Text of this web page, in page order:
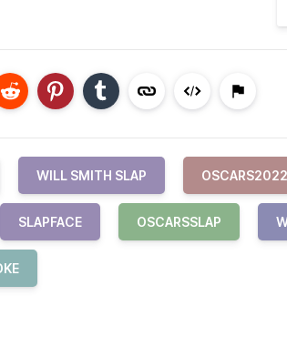
WILL SMITH SLAP OSCARS2022
SLAPFACE OSCARSSLAP